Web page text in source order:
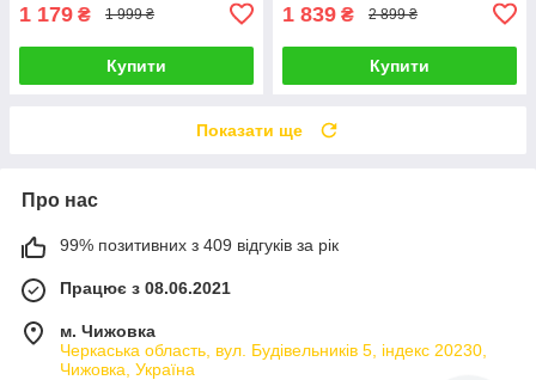
1 179 ₴ 1 999 ₴
Купити
1 839 ₴ 2 899 ₴
Купити
Показати ще
Про нас
99% позитивних з 409 відгуків за рік
Працює з 08.06.2021
м. Чижовка
Черкаська область, вул. Будівельників 5, індекс 20230,
Чижовка, Україна